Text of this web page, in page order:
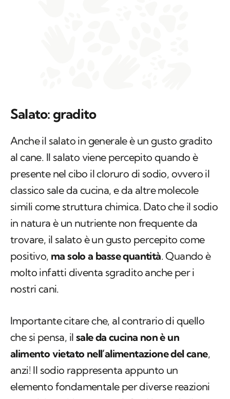
Salato: gradito
Anche il salato in generale è un gusto gradito
al cane. Il salato viene percepito quando è
presente nel cibo il cloruro di sodio, ovvero il
classico sale da cucina, e da altre molecole
simili come struttura chimica. Dato che il sodio
in natura è un nutriente non frequente da
trovare, il salato è un gusto percepito come
positivo, ma solo a basse quantità. Quando è
molto infatti diventa sgradito anche per i
nostri cani.
Importante citare che, al contrario di quello
che si pensa, il sale da cucina non è un
alimento vietato nell’alimentazione del cane,
anzi! Il sodio rappresenta appunto un
elemento fondamentale per diverse reazioni